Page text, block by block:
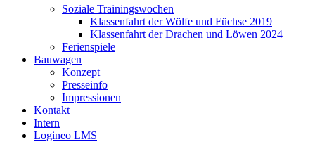
Soziale Trainingswochen
Klassenfahrt der Wölfe und Füchse 2019
Klassenfahrt der Drachen und Löwen 2024
Ferienspiele
Bauwagen
Konzept
Presseinfo
Impressionen
Kontakt
Intern
Logineo LMS